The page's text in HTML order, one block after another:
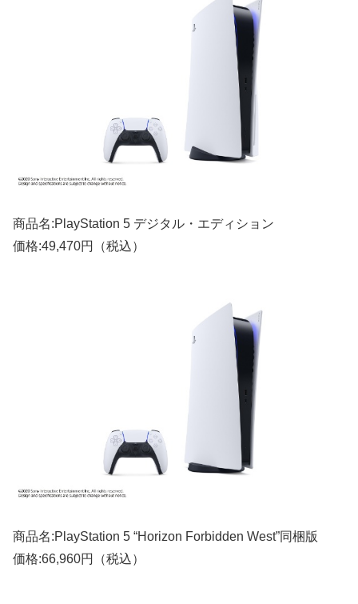
商品名:PlayStation 5 デジタル・エディション
価格:49,470円（税込）
商品名:PlayStation 5 “Horizon Forbidden West”同梱版
価格:66,960円（税込）